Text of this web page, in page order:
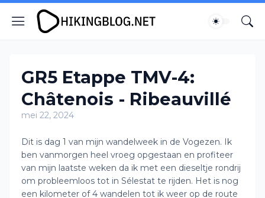
GR5 Etappe TMV-4:
Châtenois - Ribeauvillé
mei 22, 2024
Dit is dag 1 van mijn wandelweek in de Vogezen. Ik
ben vanmorgen heel vroeg opgestaan en profiteer
van mijn laatste weken da ik met een dieseltje rondrij
om probleemloos tot in Sélestat te rijden. Het is nog
een kilometer of 4 wandelen tot ik weer op de route